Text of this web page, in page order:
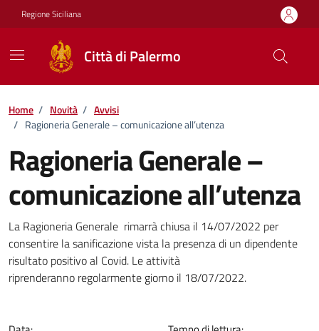
Vai ai contenuti
Vai al footer
Regione Siciliana
Città di Palermo
Home / Novità / Avvisi
/ Ragioneria Generale – comunicazione all’utenza
Ragioneria Generale –
comunicazione all’utenza
Dettagli della notizia
La Ragioneria Generale rimarrà chiusa il 14/07/2022 per
consentire la sanificazione vista la presenza di un dipendente
risultato positivo al Covid. Le attività
riprenderanno regolarmente giorno il 18/07/2022.